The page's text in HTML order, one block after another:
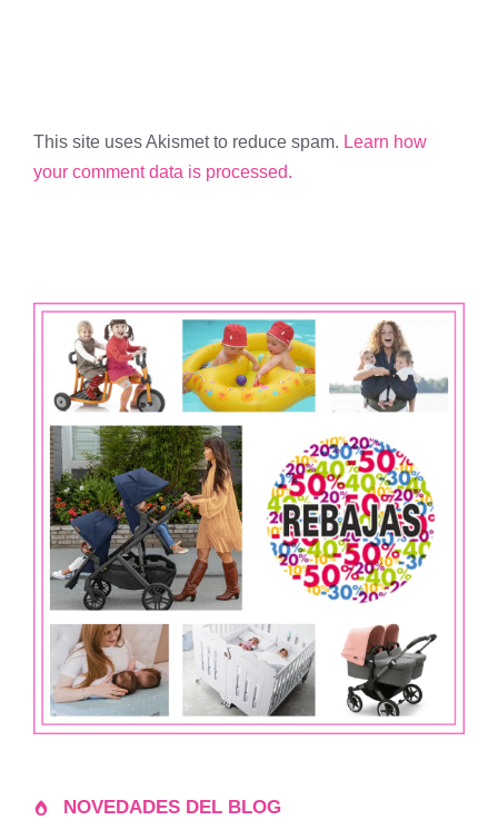
This site uses Akismet to reduce spam. Learn how
your comment data is processed.
NOVEDADES DEL BLOG